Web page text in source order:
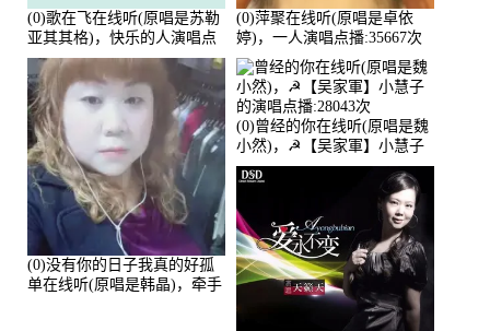
(0)歌在飞在线听(原唱是苏勒
亚其其格)，快乐的人演唱点
播:36次
(0)萍聚在线听(原唱是卓依
婷)，一人演唱点播:35667次
(0)没有你的日子我真的好孤
单在线听(原唱是韩晶)，牵手
(0)曾经的你在线听(原唱是魏
小然)，☭【吴家軍】小慧子
的演唱点播:28043次